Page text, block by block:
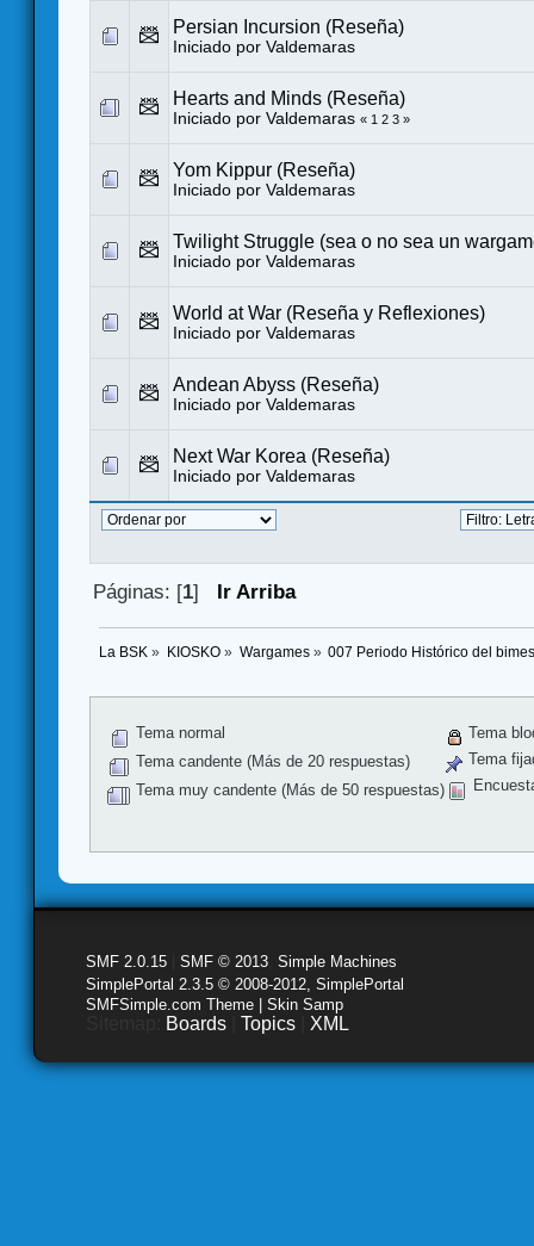
Persian Incursion (Reseña)
Iniciado por Valdemaras
Hearts and Minds (Reseña)
Iniciado por Valdemaras « 1 2 3 »
Yom Kippur (Reseña)
Iniciado por Valdemaras
Twilight Struggle (sea o no sea un
Iniciado por Valdemaras
World at War (Reseña y Reflexiones)
Iniciado por Valdemaras
Andean Abyss (Reseña)
Iniciado por Valdemaras
Next War Korea (Reseña)
Iniciado por Valdemaras
Páginas: [1] Ir Arriba
La BSK » KIOSKO» Wargames» 007 Periodo Histórico del
Tema normal
Tema candente (Más de 20 respuestas)
Tema muy candente (Más de 50 respuestas)
Tema
Tema
SMF 2.0.15 SMF © 2013 Simple Machines
SimplePortal 2.3.5 © 2008-2012, SimplePortal
SMFSimple.com Theme | Skin Samp
Boards Topics XML